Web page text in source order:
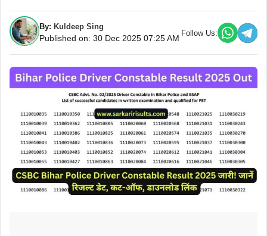
By: Kuldeep Sing
Published on: 30 Dec 2025 07:25 AM
Follow Us: